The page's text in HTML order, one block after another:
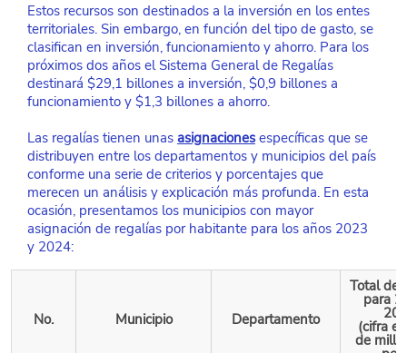
Estos recursos son destinados a la inversión en los entes
territoriales. Sin embargo, en función del tipo de gasto, se
clasifican en inversión, funcionamiento y ahorro. Para los
próximos dos años el Sistema General de Regalías
destinará $29,1 billones a inversión, $0,9 billones a
funcionamiento y $1,3 billones a ahorro.
Las regalías tienen unas asignaciones específicas que se
distribuyen entre los departamentos y municipios del país
conforme una serie de criterios y porcentajes que
merecen un análisis y explicación más profunda. En esta
ocasión, presentamos los municipios con mayor
asignación de regalías por habitante para los años 2023
y 2024:
No. Municipio Departamento
Total de
para
(cifra
de